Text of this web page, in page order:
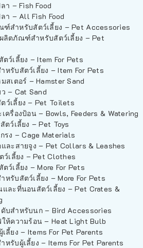
า – Fish Food
า – All Fish Food
สำหรับสัตว์เลี้ยง – Pet Accessories
ลิตภัณฑ์สำหรับสัตว์เลี้ยง – Pet
ว์เลี้ยง – Item For Pets
หรับสัตว์เลี้ยง – Item For Pets
สเตอร์ – Hamster Sand
– Cat Sand
ว์เลี้ยง – Pet Toilets
ครื่องป้อน – Bowls, Feeders & Watering
ตว์เลี้ยง – Pet Toys
รง – Cage Materials
ละสายจูง – Pet Collars & Leashes
ว์เลี้ยง – Pet Clothes
ว์เลี้ยง – More For Pets
หรับสัตว์เลี้ยง – More For Pets
ละที่นอนสัตว์เลี้ยง – Pet Crates &
บสำหรับนก – Bird Accessories
ห้ความร้อน – Heat Light Bulb
ลี้ยง – Items For Pet Parents
หรับผู้เลี้ยง – Items For Pet Parents